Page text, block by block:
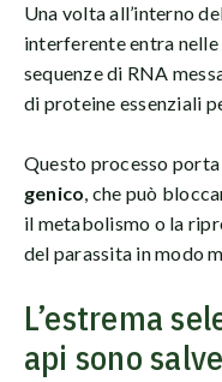
Una volta all’interno
interferente entra nelle
sequenze di RNA
di proteine essenziali
Questo processo
genico, che può
il metabolismo o la
del parassita in modo
L’estrema
api sono salve